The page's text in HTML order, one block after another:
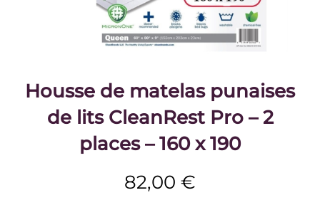
Housse de matelas punaises
de lits CleanRest Pro – 2
places – 160 x 190
82,00 €